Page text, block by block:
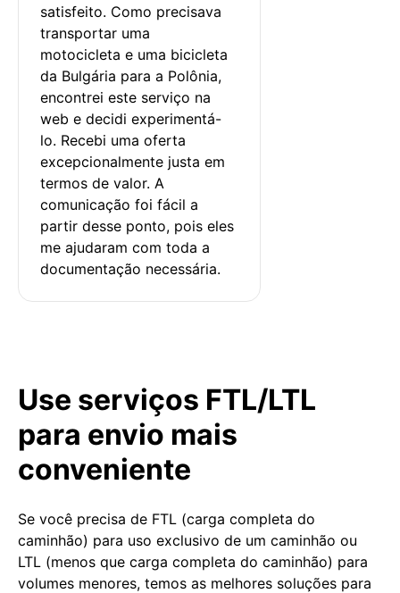
satisfeito. Como precisava
transportar uma
motocicleta e uma bicicleta
da Bulgária para a Polônia,
encontrei este serviço na
web e decidi experimentá-
lo. Recebi uma oferta
excepcionalmente justa em
termos de valor. A
comunicação foi fácil a
partir desse ponto, pois eles
me ajudaram com toda a
documentação necessária.
Use serviços FTL/LTL
para envio mais
conveniente
Se você precisa de FTL (carga completa do
caminhão) para uso exclusivo de um caminhão ou
LTL (menos que carga completa do caminhão) para
volumes menores, temos as melhores soluções para